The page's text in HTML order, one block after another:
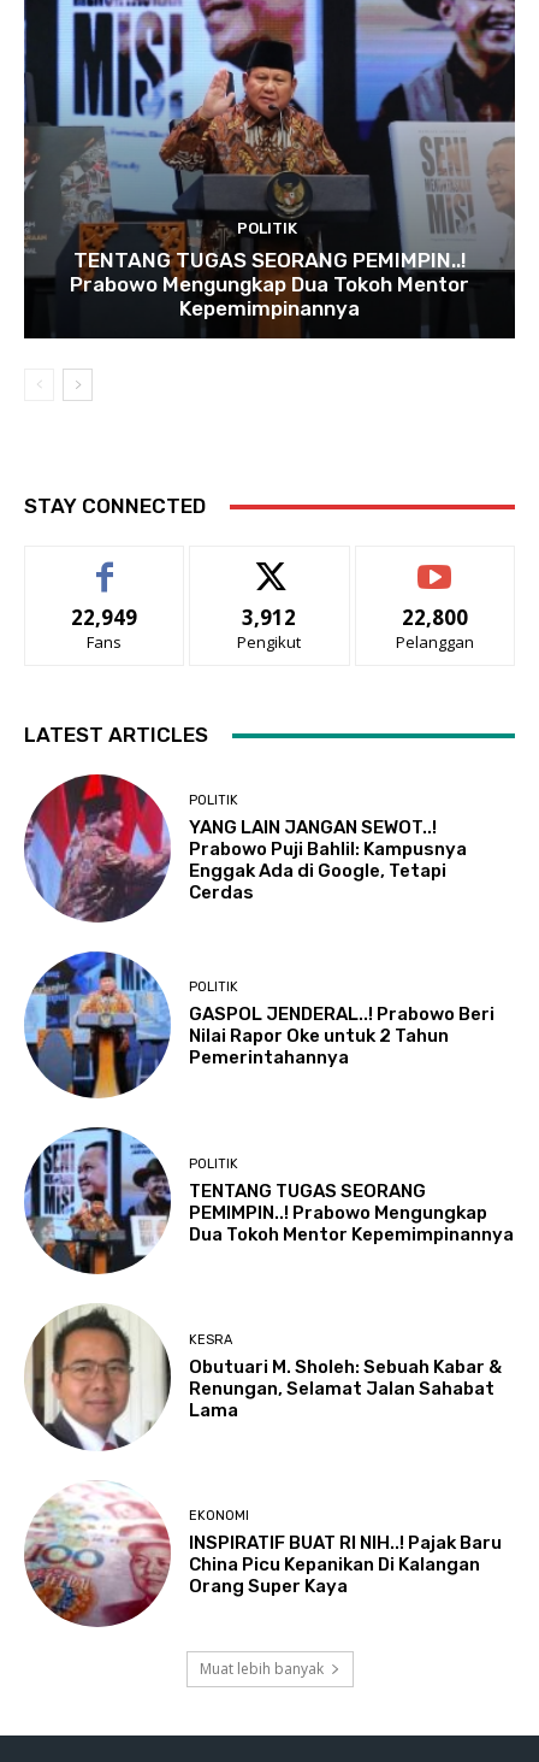
POLITIK
TENTANG TUGAS SEORANG PEMIMPIN..!
Prabowo Mengungkap Dua Tokoh Mentor
Kepemimpinannya
STAY CONNECTED
22,949
Fans
3,912
Pengikut
22,800
Pelanggan
LATEST ARTICLES
POLITIK
YANG LAIN JANGAN SEWOT..!
Prabowo Puji Bahlil: Kampusnya
Enggak Ada di Google, Tetapi
Cerdas
POLITIK
GASPOL JENDERAL..! Prabowo Beri
Nilai Rapor Oke untuk 2 Tahun
Pemerintahannya
POLITIK
TENTANG TUGAS SEORANG
PEMIMPIN..! Prabowo Mengungkap
Dua Tokoh Mentor Kepemimpinannya
KESRA
Obutuari M. Sholeh: Sebuah Kabar &
Renungan, Selamat Jalan Sahabat
Lama
EKONOMI
INSPIRATIF BUAT RI NIH..! Pajak Baru
China Picu Kepanikan Di Kalangan
Orang Super Kaya
Muat lebih banyak